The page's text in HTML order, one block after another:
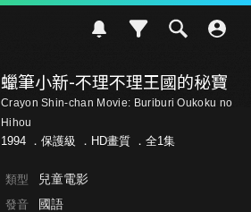
蠟筆小新-不理不理王國的秘寶
Crayon Shin-chan Movie: Buriburi Oukoku no
Hihou
1994 ． 保護級 ．HD畫質 ．全1集
類型 兒童電影
發音 國語